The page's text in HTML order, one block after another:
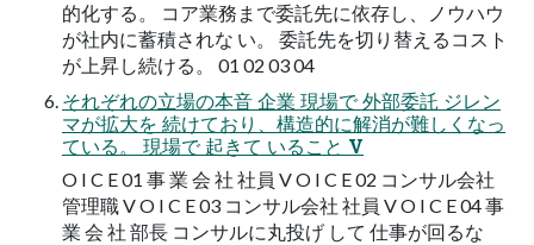
的化する。 コア業務まで委託先に依存し、ノウハウ
が社内に蓄積されな い。 委託先を切り替えるコスト
が上昇し続ける。 01 02 03 04
それぞれの立場の本音 企業 現場で 外部委託 ジレン
マが拡大を 続けており、構造的に解消が難しくなっ
ている。 現場で 起きて いること V
O I C E 01 事 業 会 社 社員 V O I C E 02 コンサル会社
管理職 V O I C E 03 コンサル会社 社員 V O I C E 04 事
業 会 社 部長 コンサルに丸投げ して 仕事が回るな